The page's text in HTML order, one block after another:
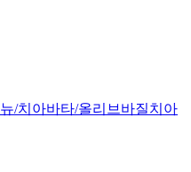
/치아바타/올리브바질치아